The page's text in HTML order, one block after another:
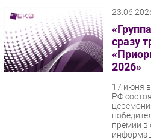
сразу
2026»
17 июня
РФ
премии в